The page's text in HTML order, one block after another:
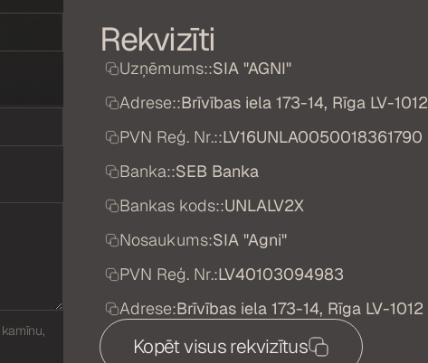
Rekvizīti
Uzņēmums::SIA "AGNI"
Adrese::Brīvības iela 173-14, Rīga LV-1012
PVN Reģ. Nr.::LV16UNLA0050018361790
Banka::SEB Banka
Bankas kods::UNLALV2X
Nosaukums:SIA "Agni"
PVN Reģ. Nr.:LV40103094983
Adrese:Brīvības iela 173-14, Rīga LV-1012
Kopēt visus rekvizītus